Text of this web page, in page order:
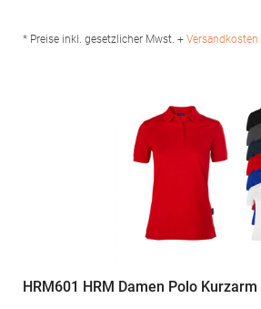
EtikettPfegehinweis: 40 °C
erlaubtGrammatur: 180 g/
* Preise inkl. gesetzlicher Mwst. + Versandkosten
HRM601 HRM Damen Polo Kurzarm